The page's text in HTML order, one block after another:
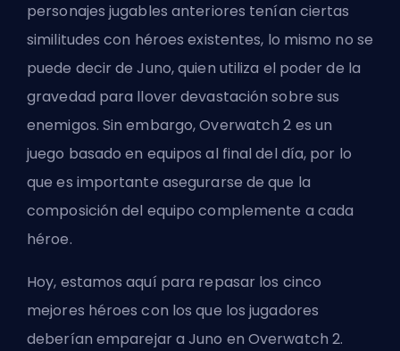
personajes jugables anteriores tenían ciertas
similitudes con héroes existentes, lo mismo no se
puede decir de Juno, quien utiliza el poder de la
gravedad para llover devastación sobre sus
enemigos. Sin embargo, Overwatch 2 es un
juego basado en equipos al final del día, por lo
que es importante asegurarse de que la
composición del equipo complemente a cada
héroe.
Hoy, estamos aquí para repasar los cinco
mejores héroes con los que los jugadores
deberían emparejar a Juno en Overwatch 2.